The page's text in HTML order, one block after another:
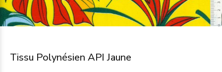
Tissu Polynésien API Jaune